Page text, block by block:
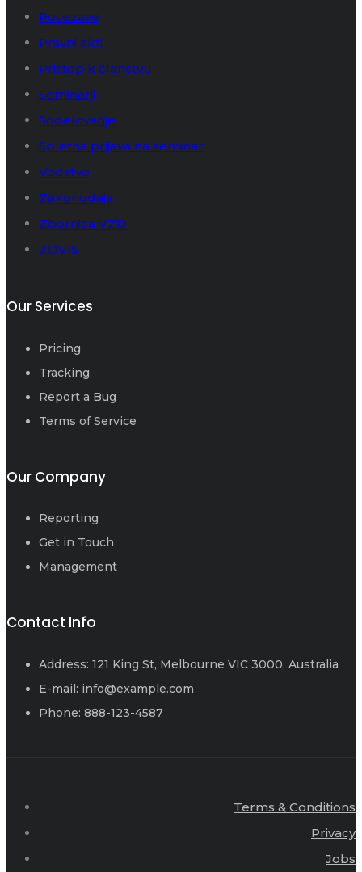
Povezave
Pravni akti
Pristop k članstvu
Seminarji
Sodelovanje
Spletna prijava na seminar
Vodstvo
Zakonodaja
Zbornica VZD
ZDVIS
Our Services
Pricing
Tracking
Report a Bug
Terms of Service
Our Company
Reporting
Get in Touch
Management
Contact Info
Address: 121 King St, Melbourne VIC 3000, Australia
E-mail: info@example.com
Phone: 888-123-4587
Terms & Conditions
Privacy
Jobs